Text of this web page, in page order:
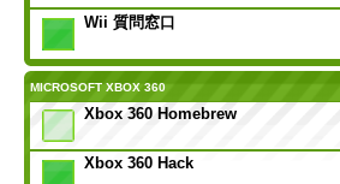
Wii 質問窓口
MICROSOFT XBOX 360
Xbox 360 Homebrew
Xbox 360 Hack